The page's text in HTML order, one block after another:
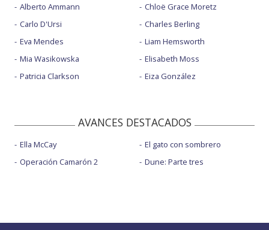
Alberto Ammann
Carlo D'Ursi
Eva Mendes
Mia Wasikowska
Patricia Clarkson
Chloë Grace Moretz
Charles Berling
Liam Hemsworth
Elisabeth Moss
Eiza González
AVANCES DESTACADOS
Ella McCay
Operación Camarón 2
El gato con sombrero
Dune: Parte tres